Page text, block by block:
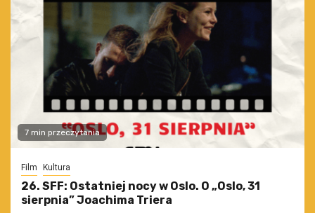
7 min przeczytania
Film Kultura
26. SFF: Ostatniej nocy w Oslo. O „Oslo, 31
sierpnia” Joachima Triera